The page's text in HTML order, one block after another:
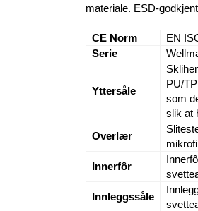
materiale. ESD-
CE Norm
EN
Serie
Yttersåle
PU/
som
slik at
Overlær
Innerfôr
Innleggssåle